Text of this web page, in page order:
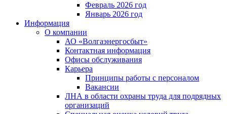
Февраль 2026 год
Январь 2026 год
Информация
О компании
АО «Волгаэнергосбыт»
Контактная информация
Офисы обслуживания
Карьера
Принципы работы с персоналом
Вакансии
ЛНА в области охраны труда для подрядных
организаций